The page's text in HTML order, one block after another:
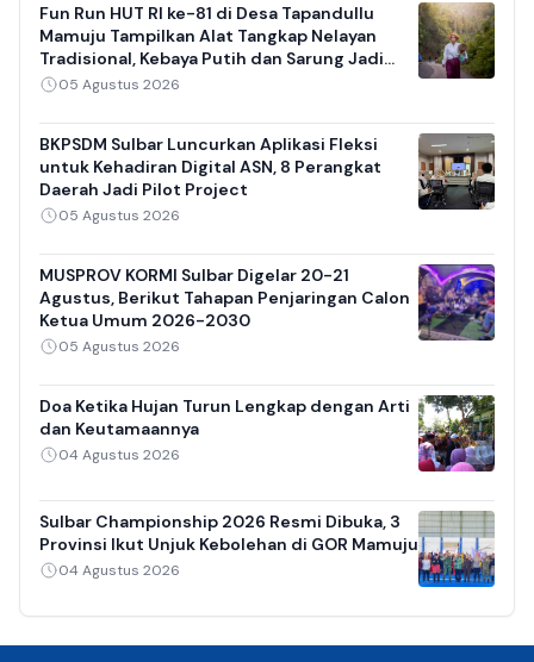
Fun Run HUT RI ke-81 di Desa Tapandullu
Mamuju Tampilkan Alat Tangkap Nelayan
Tradisional, Kebaya Putih dan Sarung Jadi
Daya Tarik
05 Agustus 2026
BKPSDM Sulbar Luncurkan Aplikasi Fleksi
untuk Kehadiran Digital ASN, 8 Perangkat
Daerah Jadi Pilot Project
05 Agustus 2026
MUSPROV KORMI Sulbar Digelar 20-21
Agustus, Berikut Tahapan Penjaringan Calon
Ketua Umum 2026-2030
05 Agustus 2026
Doa Ketika Hujan Turun Lengkap dengan Arti
dan Keutamaannya
04 Agustus 2026
Sulbar Championship 2026 Resmi Dibuka, 3
Provinsi Ikut Unjuk Kebolehan di GOR Mamuju
04 Agustus 2026